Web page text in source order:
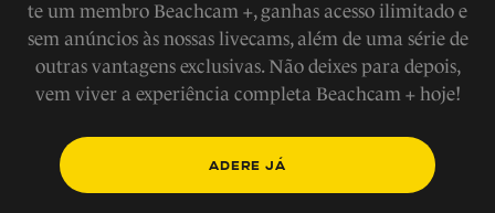
flora
Não tire nada a não ser fotografias
Não faça fogueiras na praia
te um membro Beachcam +, ganhas acesso ilimitado e
sem anúncios às nossas livecams, além de uma série de
outras vantagens exclusivas. Não deixes para depois,
vem viver a experiência completa Beachcam + hoje!
ADERE JÁ